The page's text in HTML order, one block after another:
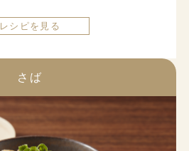
レシピを見る
さば